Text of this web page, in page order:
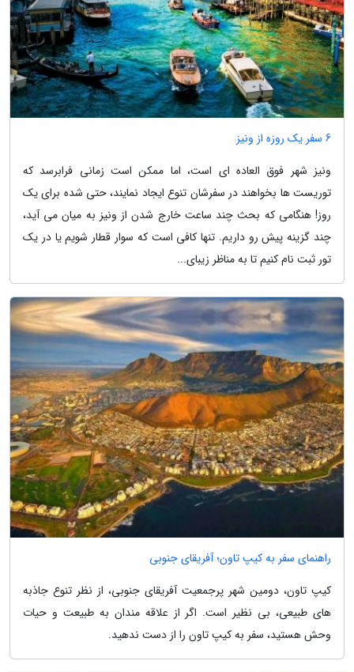
6 سفر یک روزه از ونیز
ونیز شهر فوق العاده ای است، اما ممکن است زمانی فرابرسد که
توریست ها بخواهند در سفرشان تنوع ایجاد نمایند، حتی شده برای یک
روز! هنگامی که بحث چند ساعت خارج شدن از ونیز به میان می آید،
چند گزینه پیش رو داریم. تنها کافی است که سوار قطار شویم یا در یک
تور ثبت نام کنیم تا به مناظر زیبای...
راهنمای سفر به کیپ تاون؛ آفریقای جنوبی
کیپ تاون، دومین شهر پرجمعیت آفریقای جنوبی، از نظر تنوع جاذبه
های طبیعی، بی نظیر است. اگر از علاقه مندان به طبیعت و حیات
وحش هستید، سفر به کیپ تاون را از دست ندهید.